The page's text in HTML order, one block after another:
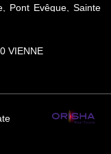
Pont Evêque, Sainte
Attachée au
notre équipe vous
mutuelle, pour une
VIENNE